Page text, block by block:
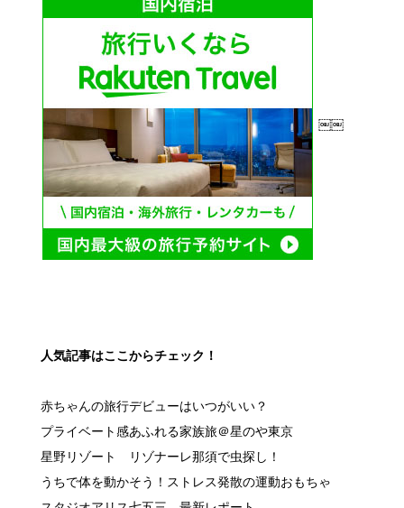
￼￼
人気記事はここからチェック！
赤ちゃんの旅行デビューはいつがいい？
プライベート感あふれる家族旅＠星のや東京
星野リゾート リゾナーレ那須で虫探し！
うちで体を動かそう！ストレス発散の運動おもちゃ